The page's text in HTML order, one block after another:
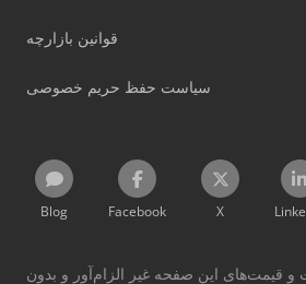
قوانین بازارچه
سیاست حفظ حریم خصوصی
Blog Facebook X
و قیمت‌های این صفحه غیر الزام‌آور و بدون